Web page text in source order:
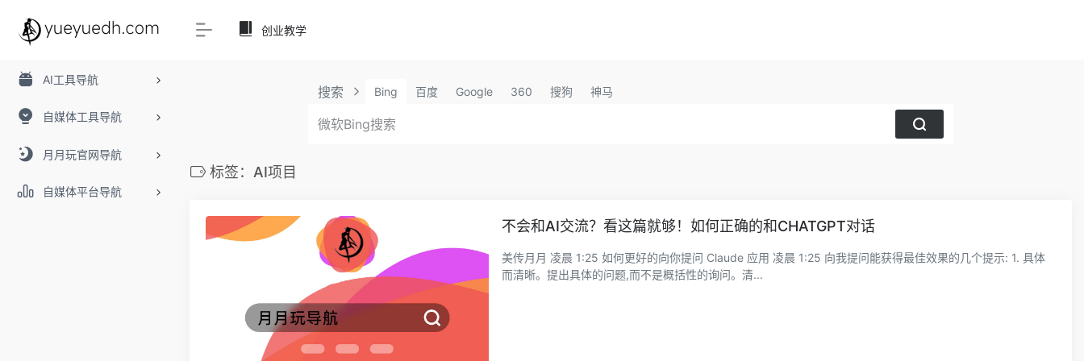
AI工具导航
自媒体工具导航
月月玩官网导航
自媒体平台导航
创业教学
搜索 Bing 百度 Google 360 搜狗 神马
标签：AI项目
不会和AI交流？看这篇就够！如何正确的和CHATGPT对话
美传月月 凌晨 1:25 如何更好的向你提问 Claude 应用 凌晨 1:25 向我提问能获得最佳效果的几个提示: 1. 具体
而清晰。提出具体的问题,而不是概括性的询问。清...